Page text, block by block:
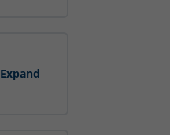
Expand
Ergonomisches